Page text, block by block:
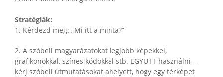
Stratégiák:
1. Kérdezd meg: „Mi itt a minta?”
2. A szóbeli magyarázatokat legjobb képekkel,
grafikonokkal, színes kódokkal stb. EGYÜTT használni –
kérj szóbeli útmutatásokat ahelyett, hogy egy térképet